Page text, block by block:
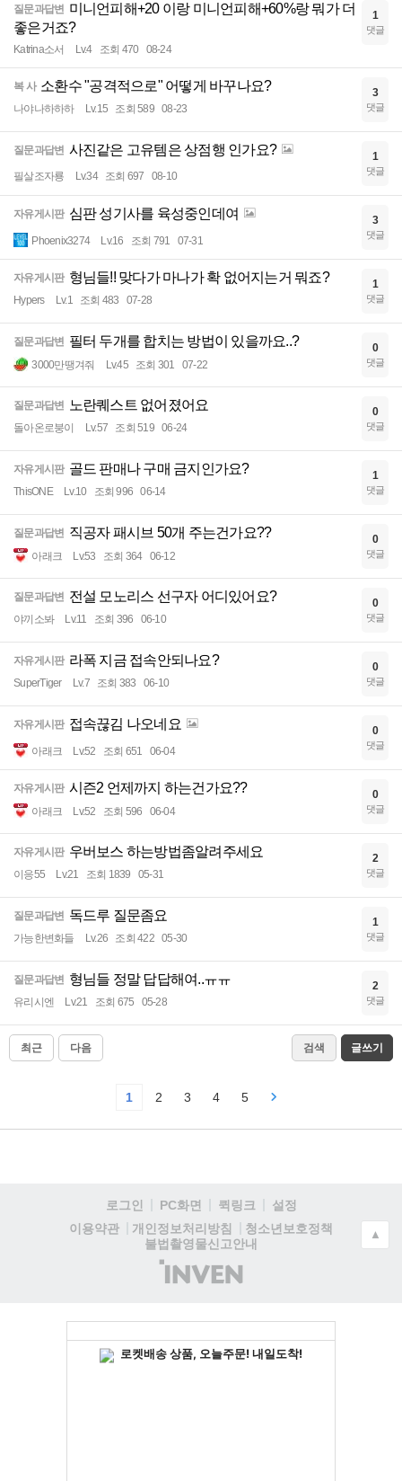
질문과답변 미니언피해+20 이랑 미니언피해+60%랑 뭐가 더
좋은거죠?
Katrina소서 Lv.4 조회 470 08-24
1
댓글
복 사 소환수 "공격적으로" 어떻게 바꾸나요?
나야나하하하 Lv.15 조회 589 08-23
3
댓글
질문과답변 사진같은 고유템은 상점행 인가요?
필살조자룡 Lv.34 조회 697 08-10
1
댓글
자유게시판 심판 성기사를 육성중인데여
Phoenix3274 Lv.16 조회 791 07-31
3
댓글
자유게시판 형님들!! 맞다가 마나가 확 없어지는거 뭐죠?
Hypers Lv.1 조회 483 07-28
1
댓글
질문과답변 필터 두개를 합치는 방법이 있을까요..?
3000만땡겨줘 Lv.45 조회 301 07-22
0
댓글
질문과답변 노란퀘스트 없어졌어요
돌아온로붕이 Lv.57 조회 519 06-24
0
댓글
자유게시판 골드 판매나 구매 금지인가요?
ThisONE Lv.10 조회 996 06-14
1
댓글
질문과답변 직공자 패시브 50개 주는건가요??
아래크 Lv.53 조회 364 06-12
0
댓글
질문과답변 전설 모노리스 선구자 어디있어요?
야끼소봐 Lv.11 조회 396 06-10
0
댓글
자유게시판 라폭 지금 접속안되나요?
SuperTiger Lv.7 조회 383 06-10
0
댓글
자유게시판 접속끊김 나오네요
아래크 Lv.52 조회 651 06-04
0
댓글
자유게시판 시즌2 언제까지 하는건가요??
아래크 Lv.52 조회 596 06-04
0
댓글
자유게시판 우버보스 하는방법좀알려주세요
이응55 Lv.21 조회 1839 05-31
2
댓글
질문과답변 독드루 질문좀요
가능한변화들 Lv.26 조회 422 05-30
1
댓글
질문과답변 형님들 정말 답답해여..ㅠㅠ
유리시엔 Lv.21 조회 675 05-28
2
댓글
최근 다음 검색 글쓰기
1 2 3 4 5
로그인 PC화면 퀵링크
설정
이용약관
개인정보처리방침
청소년보호정책
불법촬영물신고안내
(주)
인
▲